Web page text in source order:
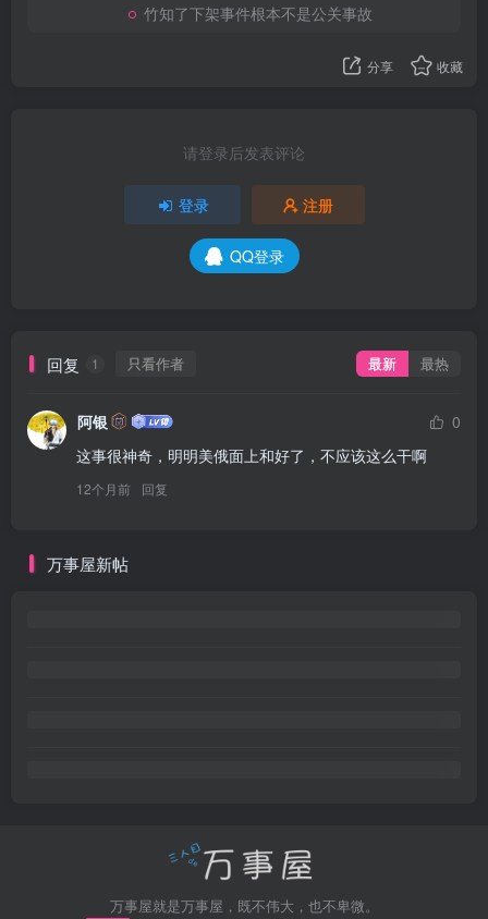
竹知了下架事件根本不是公关事故
分享 收藏
请登录后发表评论
登录 注册
QQ登录
回复 1 只看作者 最新 最热
阿银
0
这事很神奇，明明美俄面上和好了，不应该这么干啊
12个月前 回复
万事屋新帖
万事屋就是万事屋，既不伟大，也不卑微。